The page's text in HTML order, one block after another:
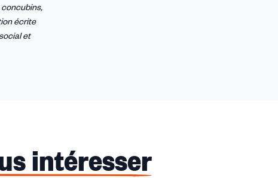
écrite
et
intéresser